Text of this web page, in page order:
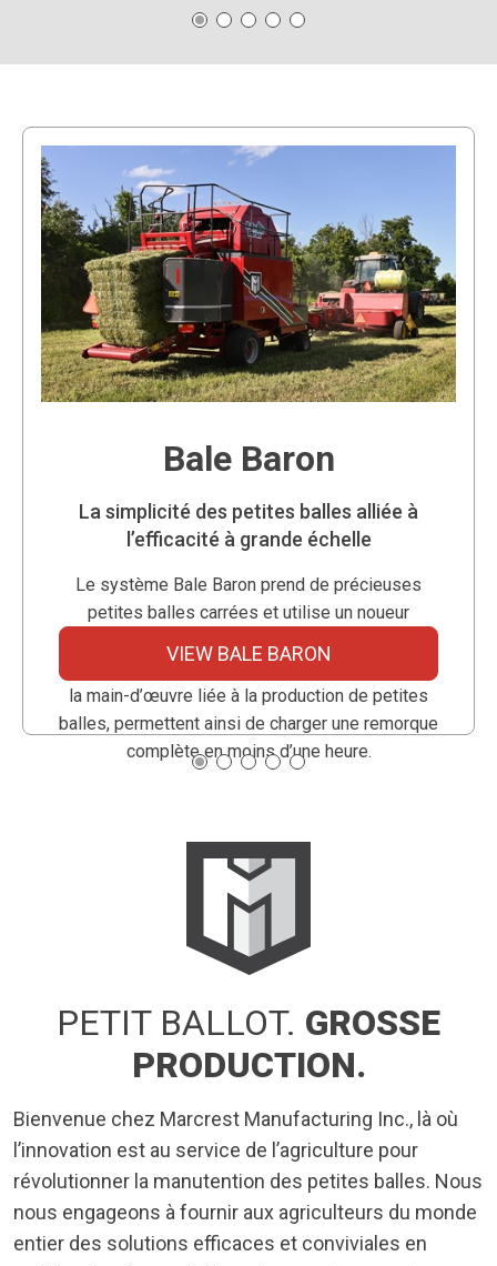
Bale Baron
La simplicité des petites balles alliée à
l’efficacité à grande échelle
Le système Bale Baron prend de précieuses
petites balles carrées et utilise un noueur
la main-d’œuvre liée à la production de petites
balles, permettent ainsi de charger une remorque
complète en moins d’une heure.
VIEW BALE BARON
PETIT BALLOT. GROSSE
PRODUCTION.
Bienvenue chez Marcrest Manufacturing Inc., là où
l’innovation est au service de l’agriculture pour
révolutionner la manutention des petites balles. Nous
nous engageons à fournir aux agriculteurs du monde
entier des solutions efficaces et conviviales en